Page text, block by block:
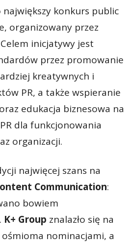
największy konkurs public
organizowany przez
inicjatywy jest
przez promowanie
kreatywnych i
PR, a także wspieranie
edukacja biznesowa na
dla funkcjonowania
organizacji.
najwięcej szans na
Communication:
bowiem
K+ Group znalazło się na
nominacjami, a